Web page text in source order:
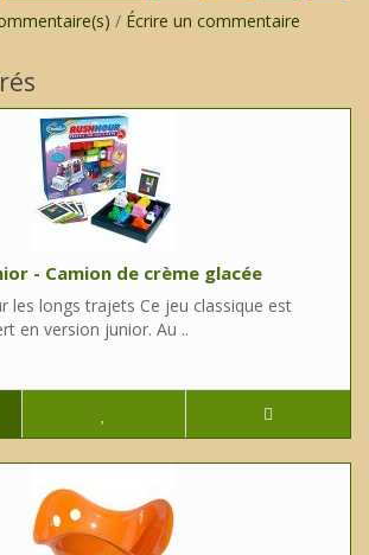
/ Écrire un commentaire
- Camion de crème glacée
les longs trajets Ce jeu classique est
en version junior. Au ..